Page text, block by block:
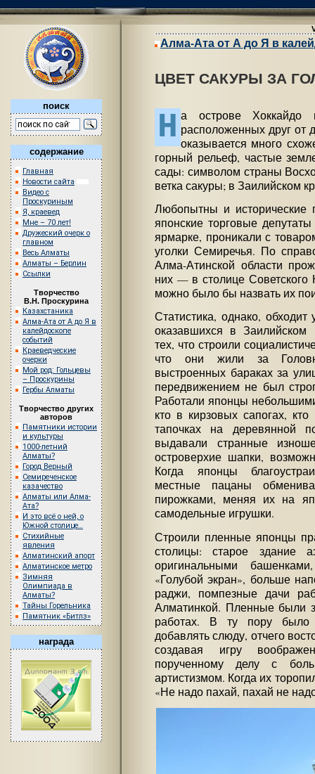
поиск
содержание
Главная
Новости сайта
Видео с
Проскуриным
Я, краевед
Мне – 70 лет!
Дружеский очерк о
главном
Весь Алматы
Алматы – Берлин
Ссылки
Творчество
В.Н. Проскурина
Казахстаника
Алма-Ата от А до Я в
калейдоскопе
событий
Краеведческие
очерки
Мой род: Гольцевы
– Проскурины
Гербы Алматы
Творчество других
авторов
Памятники истории
и культуры
1000-летний
Алматы?
Город Верный
Семиреченское
казачество
Алматы или Алма-
Ата?
И это всё о ней, о
Южной столице…
Стихийные
явления
Алматинский апорт
Алматинское метро
Зимняя
Олимпиада в
Алматы?
Тайны Горельника
Памятник «Битлз»
награда
Алма-Ата от А до Я в
ЦВЕТ САКУРЫ ЗА
Н а острове Хоккайдо
расположенных друг от
оказывается много
горный рельеф, частые
сады: символом страны
ветка сакуры; в Заилийском
Любопытны и исторические
японские торговые
ярмарке, проникали с
уголки Семиречья. По
Алма-Атинской области
них — в столице
можно было бы назвать их
Статистика, однако,
оказавшихся в
тех, что строили
что они жили за
выстроенных бараках за
передвижением не был
Работали японцы
кто в кирзовых сапогах,
тапочках на
выдавали странные
островерхие шапки,
Когда японцы
местные пацаны
пирожками, меняя их на
самодельные игрушки.
Строили пленные японцы
столицы: старое здание
оригинальными
«Голубой экран», больше
раджи, помпезные дачи
Алматинкой. Пленные были
работах. В ту пору
добавлять слюду, отчего
создавая игру
порученному делу с
артистизмом. Когда их
«Не надо пахай, пахай не